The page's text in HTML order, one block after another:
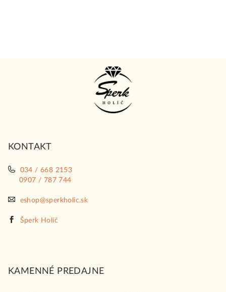
KONTAKT
034 / 668 2153
0907 / 787 744
eshop@sperkholic.sk
Šperk Holíč
KAMENNÉ PREDAJNE